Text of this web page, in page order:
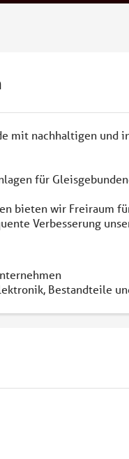
mit nachhaltigen und
für
bieten wir Freiraum
Verbesserung
Bestandteile